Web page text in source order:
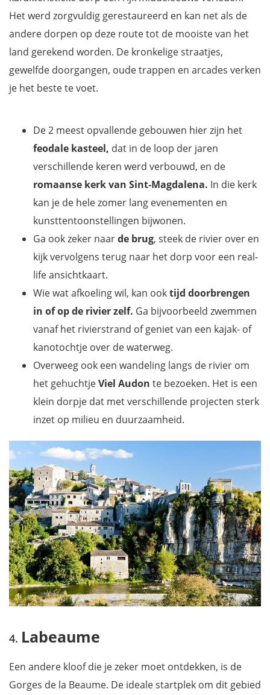
Het werd zorgvuldig gerestaureerd en kan net als de
andere dorpen op deze route tot de mooiste van het
land gerekend worden. De kronkelige straatjes,
gewelfde doorgangen, oude trappen en arcades verken
je het beste te voet.
De 2 meest opvallende gebouwen hier zijn het
feodale kasteel, dat in de loop der jaren
verschillende keren werd verbouwd, en de
romaanse kerk van Sint-Magdalena. In die kerk
kan je de hele zomer lang evenementen en
kunsttentoonstellingen bijwonen.
Ga ook zeker naarde brug, steek de rivier over en
kijk vervolgens terug naar het dorp voor een real-
life ansichtkaart.
Wie wat afkoeling wil, kan ooktijd doorbrengen
in of op de rivier zelf. Ga bijvoorbeeld zwemmen
vanaf het rivierstrand of geniet van een kajak- of
kanotochtje over de waterweg.
Overweeg ook een wandeling langs de rivier om
het gehuchtjeViel Audon te bezoeken. Het is een
klein dorpje dat met verschillende projecten sterk
inzet op milieu en duurzaamheid.
Labeaume
Een andere kloof die je zeker moet ontdekken, is de
Gorges de la Beaume. De ideale startplek om dit gebied